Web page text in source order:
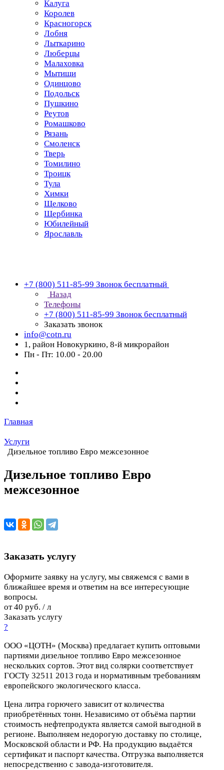
Калуга
Королев
Красногорск
Лобня
Лыткарино
Люберцы
Малаховка
Мытищи
Одинцово
Подольск
Пушкино
Реутов
Ромашково
Рязань
Смоленск
Тверь
Томилино
Троицк
Тула
Химки
Щелково
Щербинка
Юбилейный
Ярославль
+7 (800) 511-85-99 Звонок бесплатный
Назад
Телефоны
+7 (800) 511-85-99 Звонок бесплатный
Заказать звонок
info@cotn.ru
1, район Новокуркино, 8-й микрорайон
Пн - Пт: 10.00 - 20.00
Главная
Услуги
Дизельное топливо Евро межсезонное
Дизельное топливо Евро
межсезонное
Заказать услугу
Оформите заявку на услугу, мы свяжемся с вами в
ближайшее время и ответим на все интересующие
вопросы.
от 40 руб. / л
Заказать услугу
?
ООО «ЦОТН» (Москва) предлагает купить оптовыми
партиями дизельное топливо Евро межсезонное
нескольких сортов. Этот вид солярки соответствует
ГОСТу 32511 2013 года и нормативным требованиям
европейского экологического класса.
Цена литра горючего зависит от количества
приобретённых тонн. Независимо от объёма партии
стоимость нефтепродукта является самой выгодной в
регионе. Выполняем недорогую доставку по столице,
Московской области и РФ. На продукцию выдаётся
сертификат и паспорт качества. Отгрузка выполняется
непосредственно с завода-изготовителя.